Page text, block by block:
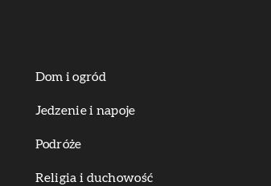
Dom i ogród
Jedzenie i napoje
Podróże
Religia i duchowość